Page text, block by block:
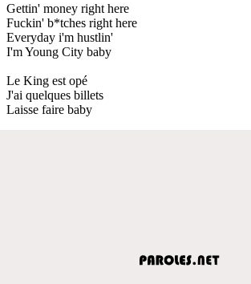
Gettin' money right here
Fuckin' b*tches right here
Everyday i'm hustlin'
I'm Young City baby
Le King est opé
J'ai quelques billets
Laisse faire baby